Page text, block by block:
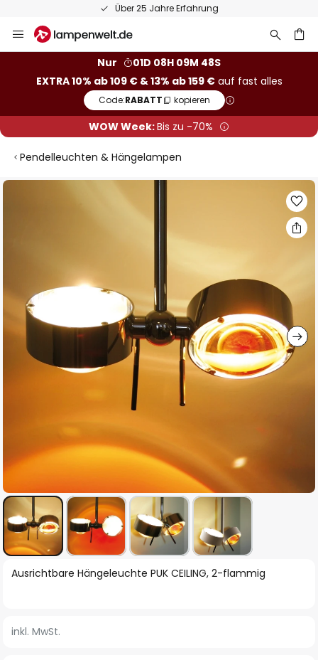
Über 25 Jahre Erfahrung
Inhalt
Nur
01D 08H 09M 47S
EXTRA 10% ab 109 € & 13% ab 159 €auf fast alles
Code:RABATT kopieren
WOW Week:Bis zu -70%
Pendelleuchten & Hängelampen
Zum
Zum
springen
Ausrichtbare Hängeleuchte PUK CEILING, 2-flammig
inkl. MwSt.